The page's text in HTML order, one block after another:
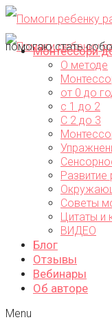
помогаю стать
Монтессори
О методе
от 0 до
с 1 до 2
С 2 до 3
Развитие
Советы
Цитаты и
ВИДЕО
Блог
Отзывы
Вебинары
Об авторе
Menu